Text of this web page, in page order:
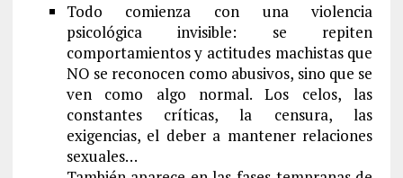
Todo comienza con una violencia
psicológica invisible: se repiten
comportamientos y actitudes machistas que
NO se reconocen como abusivos, sino que se
ven como algo normal. Los celos, las
constantes críticas, la censura, las
exigencias, el deber a mantener relaciones
sexuales…